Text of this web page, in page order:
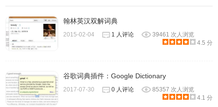
2、也可以修改翻译结果显示的位置，默认的是出现在单词附
翰林英汉双解词典
2015-02-04 1 人评论
39461 次人浏览
4.5 分
谷歌词典插件：Google Dictionary
2017-07-30 0 人评论
85357 次人浏览
4.1 分